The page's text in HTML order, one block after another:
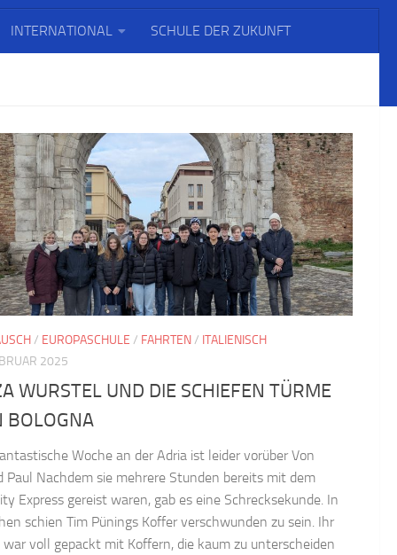
INTERNATIONAL SCHULE DER ZUKUNFT
/ EUROPASCHULE / FAHRTEN/ ITALIENISCH
2025
WURSTEL UND DIE SCHIEFEN TÜRME
BOLOGNA
Woche an der Adria ist leider vorüber Von
Paul Nachdem sie mehrere Stunden bereits mit dem
Express gereist waren, gab es eine Schrecksekunde. In
schien Tim Pünings Koffer verschwunden zu sein. Ihr
voll gepackt mit Koffern, die kaum zu unterscheiden